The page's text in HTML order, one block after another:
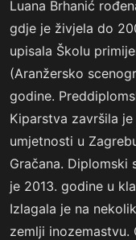
Luana Brhanić
gdje je živjela do
upisala Školu
(Aranžersko
godine.
Kiparstva završila
umjetnosti u
Gračana. Diplomski
je 2013. godine u
Izlagala je na
zemlji inozemastvu.